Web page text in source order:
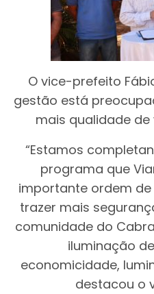
O vice-prefeito
gestão está
mais qualidade
“Estamos
programa que
importante ordem
trazer mais
comunidade do
iluminação
economicidade,
destacou o